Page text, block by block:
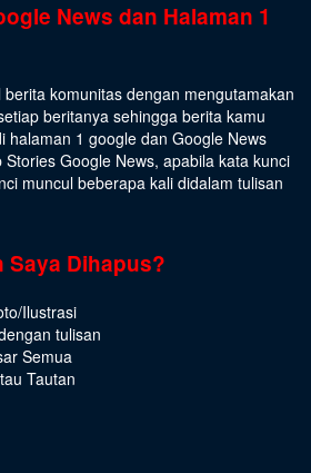
News dan Halaman 1
komunitas dengan mengutamakan
beritanya sehingga berita kamu
halaman 1 google dan Google News
Google News, apabila kata kunci
muncul beberapa kali didalam tulisan
Saya Dihapus?
Ilustrasi
tulisan
Semua
Tautan